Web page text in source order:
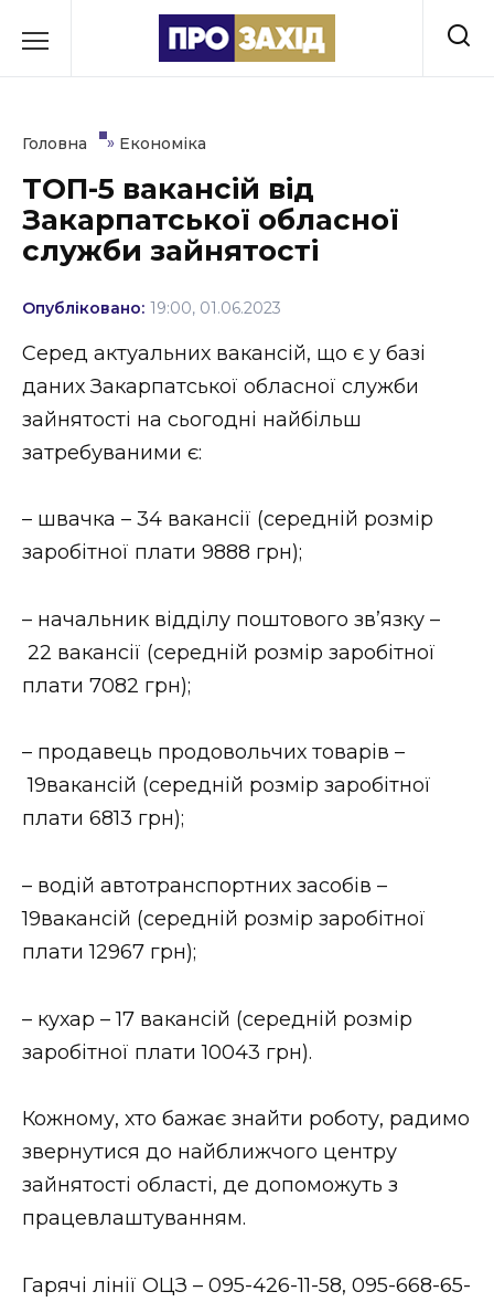
до
Культура
Освіта
Події
Політика
Соціум
Спорт
Стиль життя
Втрачений Ужгород (відеоверсія)
НОВИНИ ЗАХІДНОЇ УКРАЇНИ
ФОТО
Головна » Економіка
ТОП-5 вакансій від
Закарпатської обласної
служби зайнятості
Опубліковано: 19:00, 01.06.2023
Серед актуальних вакансій, що є у базі
даних Закарпатської обласної служби
зайнятості на сьогодні найбільш
затребуваними є:
– швачка – 34 вакансії (середній розмір
заробітної плати 9888 грн);
– начальник відділу поштового зв’язку –
22 вакансії (середній розмір заробітної
плати 7082 грн);
– продавець продовольчих товарів –
19вакансій (середній розмір заробітної
плати 6813 грн);
– водій автотранспортних засобів –
19вакансій (середній розмір заробітної
плати 12967 грн);
– кухар – 17 вакансій (середній розмір
заробітної плати 10043 грн).
Кожному, хто бажає знайти роботу, радимо
звернутися до найближчого центру
зайнятості області, де допоможуть з
працевлаштуванням.
Гарячі лінії ОЦЗ – 095-426-11-58, 095-668-65-